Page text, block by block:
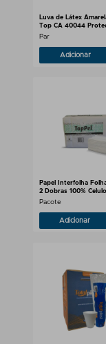
Luva de Látex
Top CA 40044
Química e Mecânica
Par
Adicionar
Papel Interfolha
2 Dobras 100%
22x21cm
Pacote
Adicionar